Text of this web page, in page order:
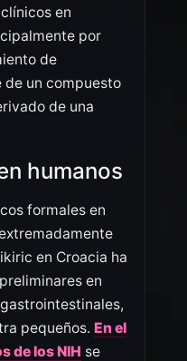
en
por
de
un compuesto
de una
humanos
formales en
en Croacia ha
en
pequeños. En el
de los NIH se